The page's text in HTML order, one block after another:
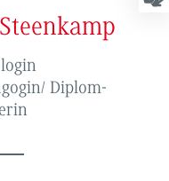
Diplom-